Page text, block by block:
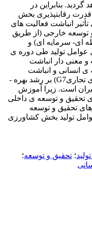
بنابراین در
قدرت رقابت­پذیری بخش
انباشت فعالیت ­های
توسعه خارجی (از طریق
­ای- سرمایه­ ای) و
عوامل تولید طی دوره ­ی
مثبت و معنی­ دار انباشت
­ی انسانی و انباشت
سرمایه تحقیق و توسعه خارجی (شرکای تجاریG7) بر رشد بهره ­
است. زیرا آموزش
تحقیق و توسعه ­ی داخلی
تحقیق و توسعه
تولید بخش کشاورزی
؛ تحقیق و توسعه؛